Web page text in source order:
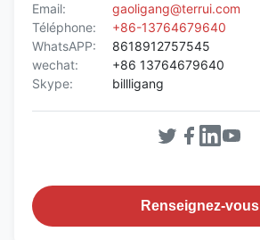
Email:
gaoligang@terrui.com
Téléphone:
+86-13764679640
WhatsAPP:
8618912757545
wechat:
+86 13764679640
Skype:
billligang
Renseignez-vous